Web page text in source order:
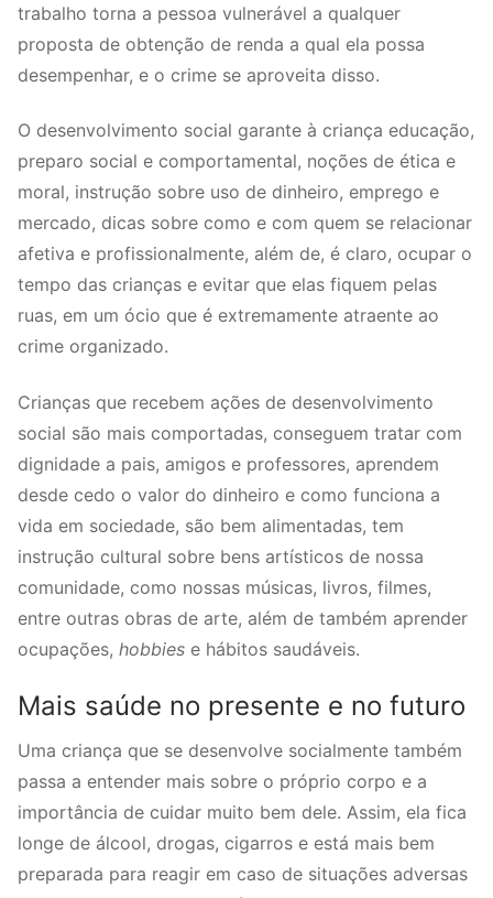
trabalho torna a pessoa vulnerável a qualquer
proposta de obtenção de renda a qual ela possa
desempenhar, e o crime se aproveita disso.
O desenvolvimento social garante à criança educação,
preparo social e comportamental, noções de ética e
moral, instrução sobre uso de dinheiro, emprego e
mercado, dicas sobre como e com quem se relacionar
afetiva e profissionalmente, além de, é claro, ocupar o
tempo das crianças e evitar que elas fiquem pelas
ruas, em um ócio que é extremamente atraente ao
crime organizado.
Crianças que recebem ações de desenvolvimento
social são mais comportadas, conseguem tratar com
dignidade a pais, amigos e professores, aprendem
desde cedo o valor do dinheiro e como funciona a
vida em sociedade, são bem alimentadas, tem
instrução cultural sobre bens artísticos de nossa
comunidade, como nossas músicas, livros, filmes,
entre outras obras de arte, além de também aprender
ocupações, hobbies e hábitos saudáveis.
Mais saúde no presente e no futuro
Uma criança que se desenvolve socialmente também
passa a entender mais sobre o próprio corpo e a
importância de cuidar muito bem dele. Assim, ela fica
longe de álcool, drogas, cigarros e está mais bem
preparada para reagir em caso de situações adversas